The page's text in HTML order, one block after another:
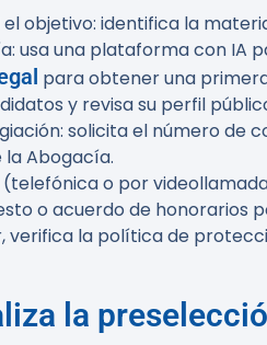
objetivo: identifica la
usa una plataforma con IA
para obtener una
y revisa su perfil
solicita el número de
la Abogacía.
(telefónica o por
o acuerdo de honorarios
verifica la política de
la